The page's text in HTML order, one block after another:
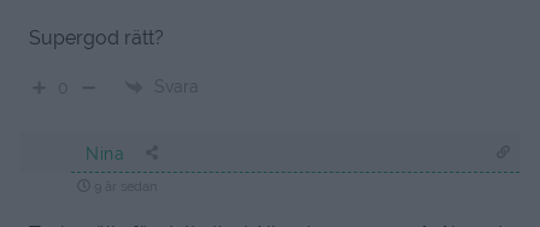
Supergod rätt?
Svara
Nina